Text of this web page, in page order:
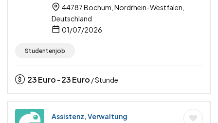
44787 Bochum, Nordrhein-Westfalen,
Deutschland
01/07/2026
Studentenjob
23Euro - 23Euro / Stunde
Assistenz, Verwaltung